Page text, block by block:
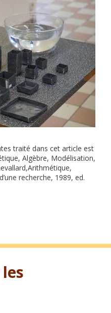
traité dans cet article est
Algèbre, Modélisation,
recherche, 1989, ed.